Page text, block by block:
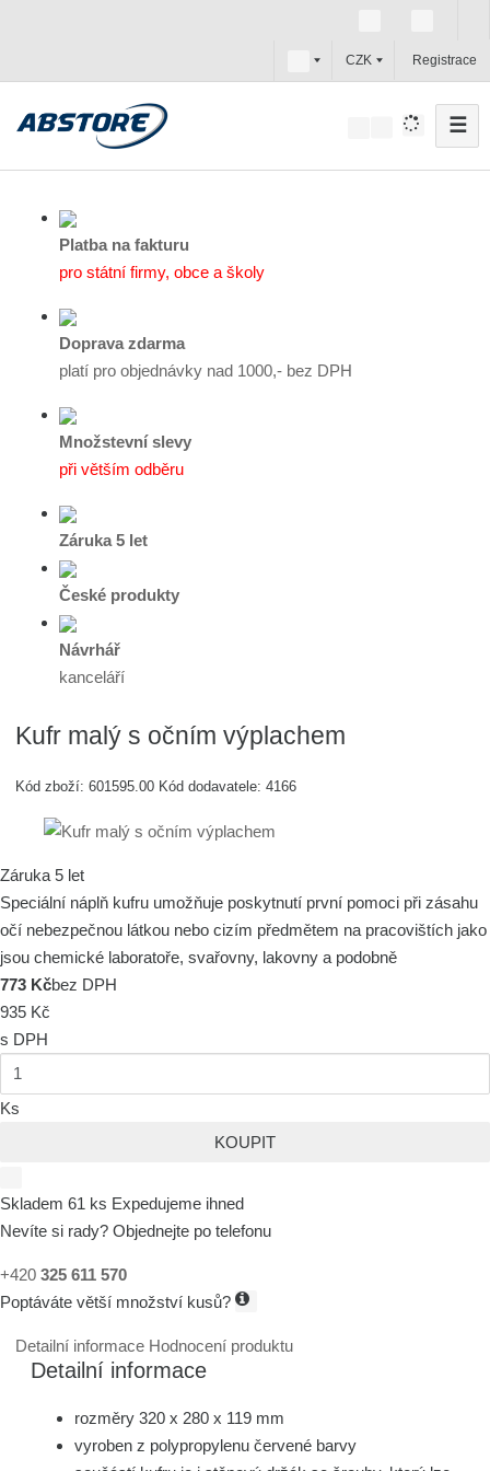
c
z
CZK Registrace
☰
Platba na fakturu
pro státní firmy, obce a školy
Doprava zdarma
platí pro objednávky nad 1000,- bez DPH
Množstevní slevy
při větším odběru
Záruka 5 let
České produkty
Návrhář
kanceláří
Kufr malý s očním výplachem
Kód zboží:601595.00 Kód dodavatele:4166
Záruka 5 let
Speciální náplň kufru umožňuje poskytnutí první pomoci při zásahu
očí nebezpečnou látkou nebo cizím předmětem na pracovištích jako
jsou chemické laboratoře, svařovny, lakovny a podobně
773 Kčbez DPH
935 Kč
s DPH
Ks
KOUPIT
Skladem 61 ks Expedujeme ihned
Nevíte si rady? Objednejte po telefonu
+420 325 611 570
Poptáváte větší množství kusů?
Detailní informace Hodnocení produktu
Detailní informace
rozměry 320 x 280 x 119 mm
vyroben z polypropylenu červené barvy